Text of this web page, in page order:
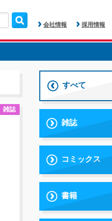
会社情報 採用情報
すべて
雑誌
コミックス
書籍
雑誌